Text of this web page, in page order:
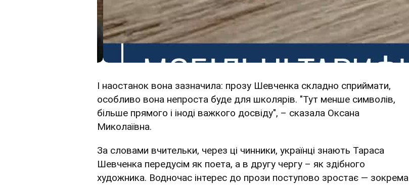
І наостанок вона зазначила: прозу Шевченка складно сприймати,
особливо вона непроста буде для школярів. "Тут менше символів,
більше прямого і іноді важкого досвіду", – сказала Оксана
Миколаївна.
За словами вчительки, через ці чинники, українці знають Тараса
Шевченка передусім як поета, а в другу чергу – як здібного
художника. Водночас інтерес до прози поступово зростає — зокрема